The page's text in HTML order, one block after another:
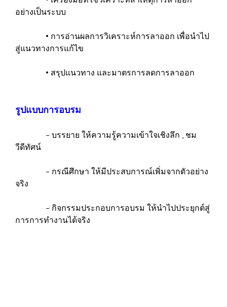
อย่างเป็นระบบ
• การอ่านผลการวิเคราะห์การลาออก เพื่อนำไป
สู่แนวทางการแก้ไข
• สรุปแนวทาง และมาตรการลดการลาออก
รูปแบบการอบรม
– บรรยาย ให้ความรู้ความเข้าใจเชิงลึก , ชม
วีดีทัศน์
– กรณีศึกษา ให้มีประสบการณ์เพิ่มจากตัวอย่าง
จริง
– กิจกรรมประกอบการอบรม ให้นำไปประยุกต์สู่
การการทำงานได้จริง